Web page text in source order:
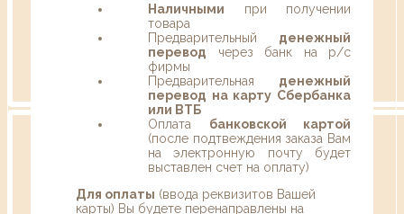
Наличными при получении
товара
Предварительный денежный
перевод через банк на р/с
фирмы
Предварительная денежный
перевод на карту Сбербанка
или ВТБ
Оплата банковской картой
(после подтвеждения заказа Вам
на электронную почту будет
выставлен счет на оплату)
Для оплаты (ввода реквизитов Вашей
карты) Вы будете перенаправлены на